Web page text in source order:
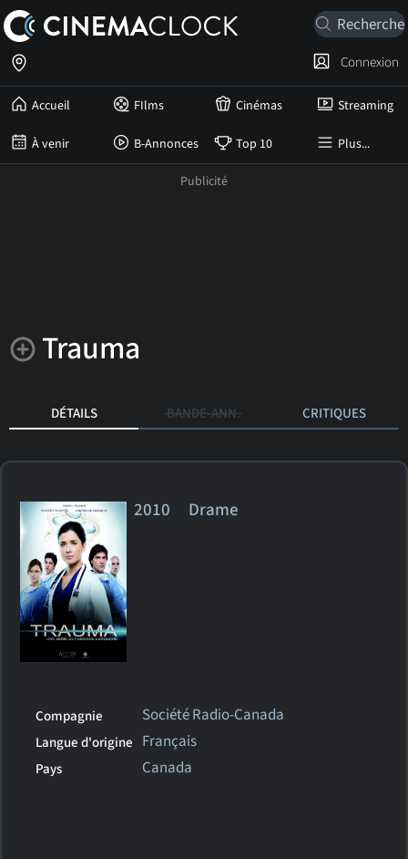
Accueil FIlms Cinémas Streaming
À venir B-Annonces Top 10 Plus...
Connexion
Trauma
DÉTAILS BANDE-ANN. CRITIQUES
2010 Drame
Compagnie Société Radio-Canada
Langue d'origine Français
Pays Canada